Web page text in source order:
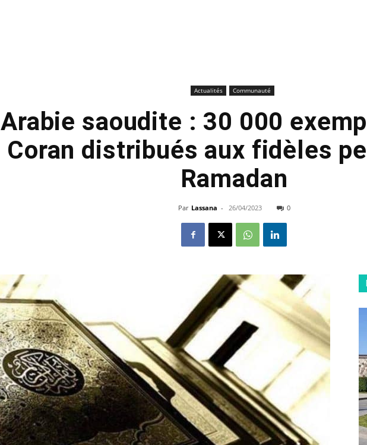
Actualités Communauté
Arabie saoudite : 30 000
Coran distribués aux fidèles
Ramadan
Par Lassana - 26/04/2023 0